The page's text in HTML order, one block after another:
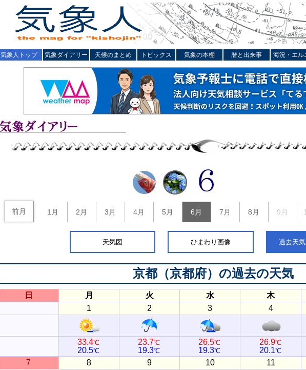
気象人トップ 気象ダイアリー 天候のまとめ トピックス 気象の本棚 暦と出来事 海況・エル
前月 1月 2月 3月 4月 5月 6月 7月 8月 9月
天気図 ひまわり画像 過去天
京都（京都府） の過去の天気
日 月 火 水 木
1
2 3 4
33.4℃
20.5℃
23.7℃
19.3℃
26.5℃
19.3℃
26.9℃
20.1℃
7 8 9 10 11